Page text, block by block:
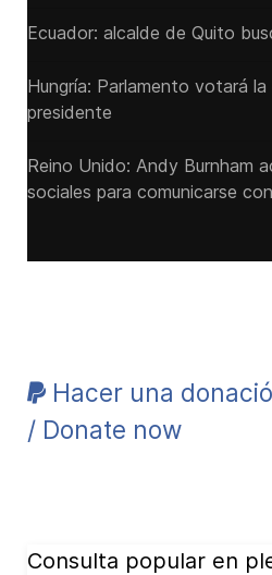
Ecuador: alcalde de Quito
Hungría: Parlamento votará
presidente
Reino Unido: Andy ‌Burnham
sociales para comunicarse
Hacer una
/ Donate now
Consulta popular en